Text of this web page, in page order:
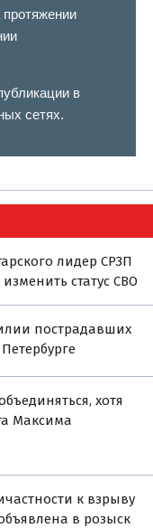
протяжении
в
сетях.
лидер СРЗП
статус СВО
пострадавших
хотя
Максима
к взрыву
в розыск